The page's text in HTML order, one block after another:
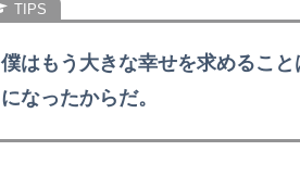
僕はもう大きな幸せを求めるこ
になったからだ。